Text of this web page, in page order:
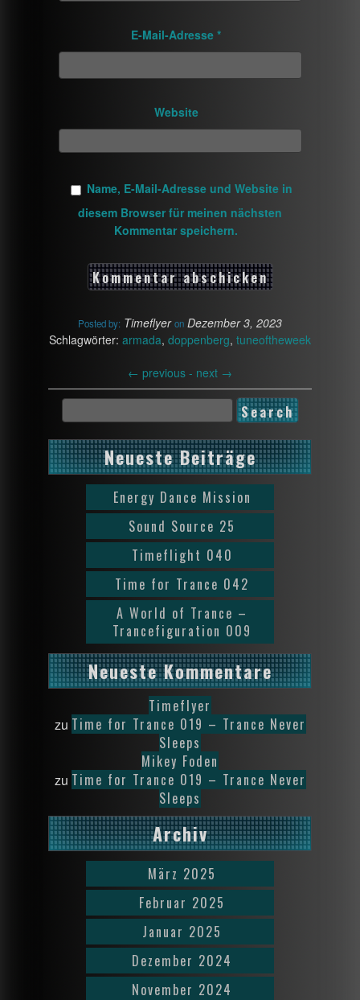
E-Mail-Adresse *
Website
Name, E-Mail-Adresse und Website in
diesem Browser für meinen nächsten
Kommentar speichern.
Posted by: Timeflyer on Dezember 3, 2023
Schlagwörter: armada, doppenberg, tuneoftheweek
← previous - next →
Neueste Beiträge
Energy Dance Mission
Sound Source 25
Timeflight 040
Time for Trance 042
A World of Trance –
Trancefiguration 009
Neueste Kommentare
Timeflyer
zu Time for Trance 019 – Trance Never
Sleeps
Mikey Foden
zu Time for Trance 019 – Trance Never
Sleeps
Archiv
März 2025
Februar 2025
Januar 2025
Dezember 2024
November 2024